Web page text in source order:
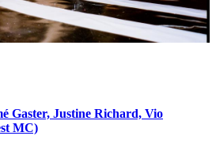
Gaster, Justine Richard, Vio
MC)